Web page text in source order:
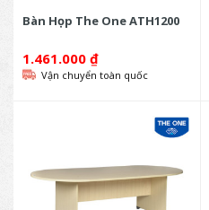
Bàn Họp The One ATH1200
1.461.000 ₫
Vận chuyển toàn quốc